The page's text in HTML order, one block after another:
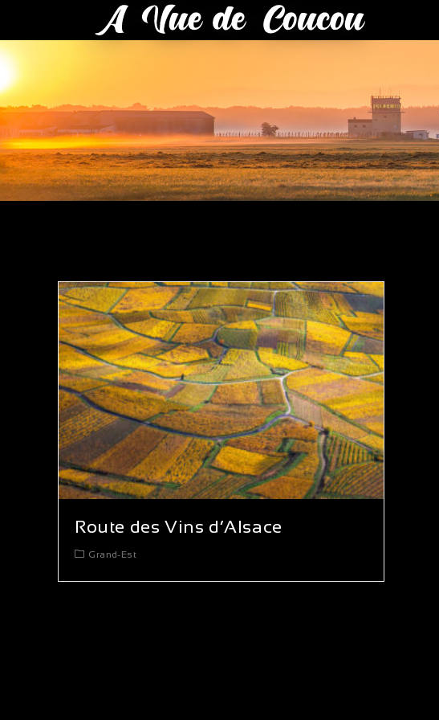
Route des Vins d’Alsace
Grand-Est